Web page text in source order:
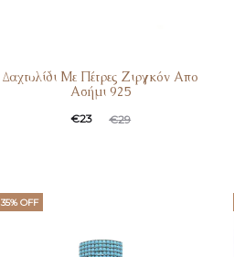
Δαχτυλίδι Με Πέτρες Ζιργκόν Απο
Ασήμι 925
€29
€23
35% OFF